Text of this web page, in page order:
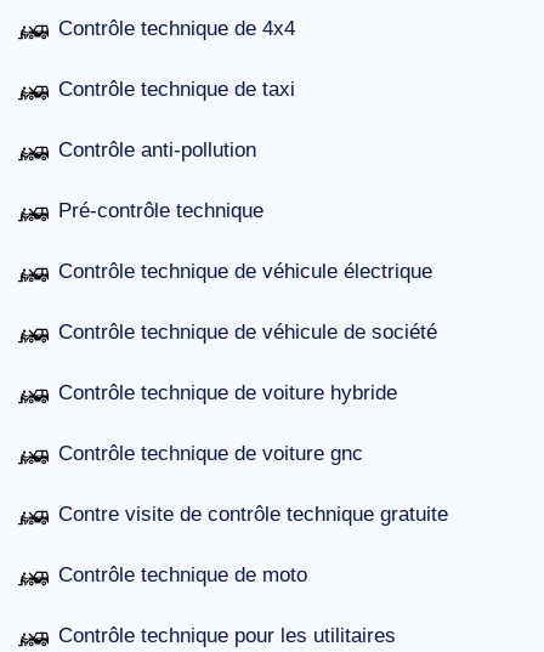
Contrôle technique de 4x4
Contrôle technique de taxi
Contrôle anti-pollution
Pré-contrôle technique
Contrôle technique de véhicule électrique
Contrôle technique de véhicule de société
Contrôle technique de voiture hybride
Contrôle technique de voiture gnc
Contre visite de contrôle technique gratuite
Contrôle technique de moto
Contrôle technique pour les utilitaires